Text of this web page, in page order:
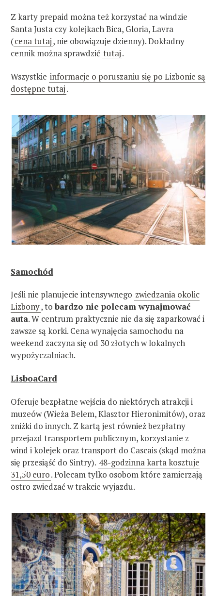
Z karty prepaid można też korzystać na windzie
Santa Justa czy kolejkach Bica, Gloria, Lavra
(cena tutaj, nie obowiązuje dzienny). Dokładny
cennik można sprawdzić tutaj.
Wszystkie informacje o poruszaniu się po Lizbonie są
dostępne tutaj.
Samochód
Jeśli nie planujecie intensywnego zwiedzania okolic
Lizbony, tobardzo nie polecam wynajmować
auta. W centrum praktycznie nie da się zaparkować i
zawsze są korki. Cena wynajęcia samochodu na
weekend zaczyna się od 30 złotych w lokalnych
wypożyczalniach.
LisboaCard
Oferuje bezpłatne wejścia do niektórych atrakcji i
muzeów (Wieża Belem, Klasztor Hieronimitów), oraz
zniżki do innych. Z kartą jest również bezpłatny
przejazd transportem publicznym, korzystanie z
wind i kolejek oraz transport do Cascais (skąd można
się przesiąść do Sintry). 48-godzinna karta kosztuje
31,50 euro. Polecam tylko osobom które zamierzają
ostro zwiedzać w trakcie wyjazdu.
W
y